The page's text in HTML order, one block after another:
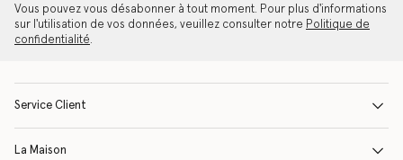
Vous pouvez vous désabonner à tout moment. Pour plus d'informations
sur l'utilisation de vos données, veuillez consulter notre Politique de
confidentialité.
Service Client
La Maison